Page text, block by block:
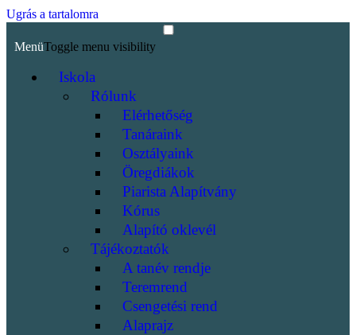
Ugrás a tartalomra
MenüToggle menu visibility
Iskola
Rólunk
Elérhetőség
Tanáraink
Osztályaink
Öregdiákok
Piarista Alapítvány
Kórus
Alapító oklevél
Tájékoztatók
A tanév rendje
Teremrend
Csengetési rend
Alaprajz